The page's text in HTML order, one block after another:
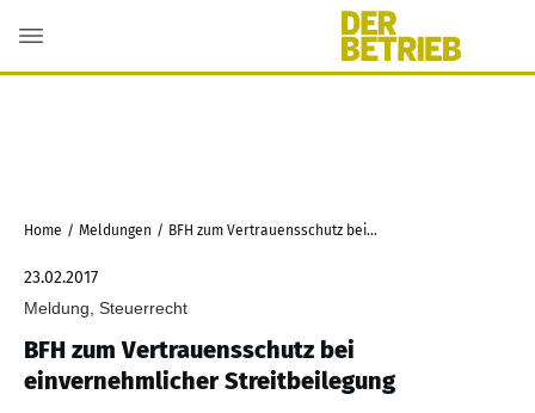
Home / Meldungen / BFH zum Vertrauensschutz bei einvernehmlicher Streitbeilegung
23.02.2017
Meldung, Steuerrecht
BFH zum Vertrauensschutz bei
einvernehmlicher Streitbeilegung